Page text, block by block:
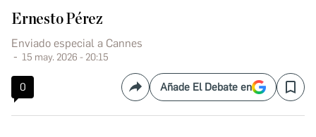
Ernesto Pérez
Enviado especial a Cannes
15 may. 2026 - 20:15
0 CompartirAñade El Debate en Save